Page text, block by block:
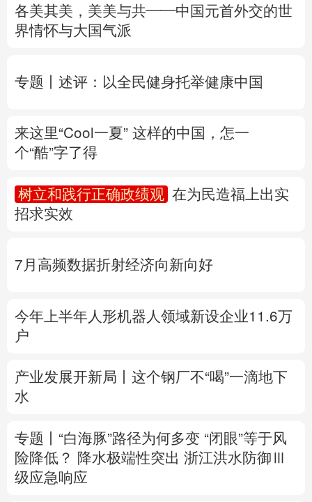
四川 贵州
多语种频道
English Español Français عربى
Deutsch Português
各美其美，美美与共——中国元首外交的世
界情怀与大国气派
专题丨 述评：以全民健身托举健康中国
来这里“Cool一夏” 这样的中国，怎一
个“酷”字了得
树立和践行正确政绩观
在为民造福上出实
招求实效
7月高频数据折射经济向新向好
今年上半年人形机器人领域新设企业11.6万
户
产业发展开新局丨 这个钢厂不“喝”一滴地下
水
专题丨 “白海豚”路径为何多变 “闭眼”等于风
险降低？
降水极端性突出 浙江洪水防御Ⅲ
级应急响应